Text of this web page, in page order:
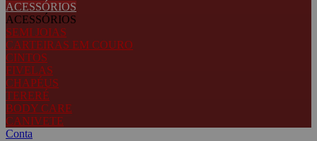
ACESSÓRIOS
ACESSÓRIOS
SEMI JOIAS
CARTEIRAS EM COURO
CINTOS
FIVELAS
CHAPÉUS
TERERÉ
BODY CARE
CANIVETE
Conta